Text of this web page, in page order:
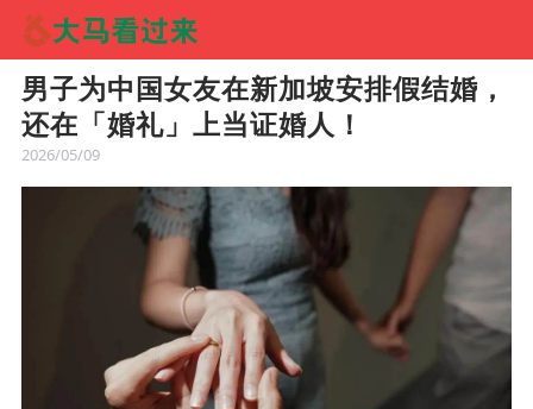
男子为中国女友在新加坡安排假结婚，
还在「婚礼」上当证婚人！
2026/05/09